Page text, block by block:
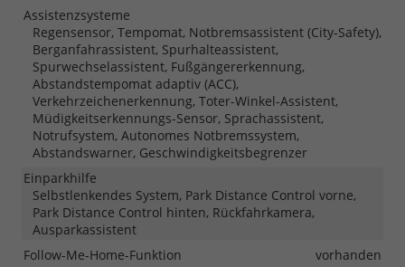
Assistenzsysteme
Regensensor, Tempomat, Notbremsassistent (City-Safety),
Berganfahrassistent, Spurhalteassistent,
Spurwechselassistent, Fußgängererkennung,
Abstandstempomat adaptiv (ACC),
Verkehrzeichenerkennung, Toter-Winkel-Assistent,
Müdigkeitserkennungs-Sensor, Sprachassistent,
Notrufsystem, Autonomes Notbremssystem,
Abstandswarner, Geschwindigkeitsbegrenzer
Einparkhilfe
Selbstlenkendes System, Park Distance Control vorne,
Park Distance Control hinten, Rückfahrkamera,
Ausparkassistent
Follow-Me-Home-Funktion
vorhanden